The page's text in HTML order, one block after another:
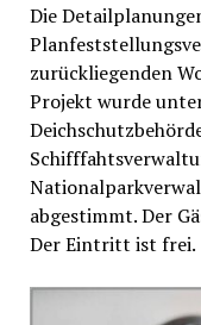
Die
zurückliegenden
Projekt wurde
abgestimmt. Der
Der Eintritt ist frei.